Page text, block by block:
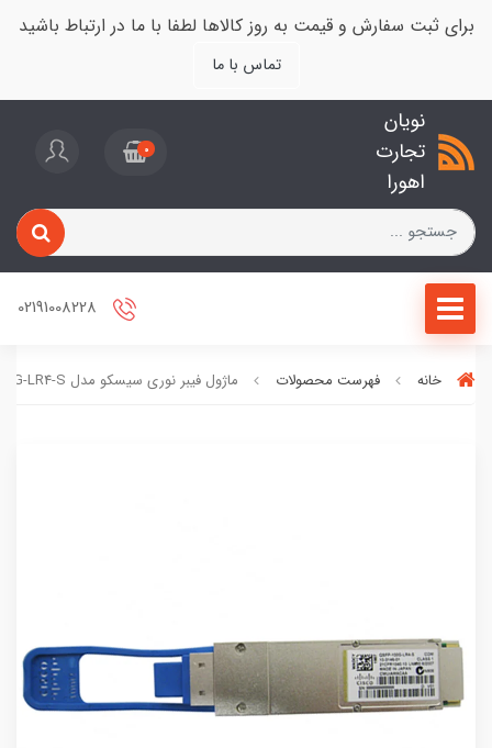
برای ثبت سفارش و قیمت به روز کالاها لطفا با ما در ارتباط باشید
تماس با ما
نویان
تجارت
اهورا
0
خانه فهرست محصولات ماژول فیبر نوری سیسکو مدل QSFP-100G-LR4-S